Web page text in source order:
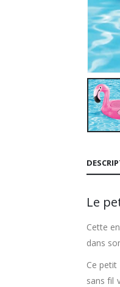
Le
Cette
dans
Ce
sans fil